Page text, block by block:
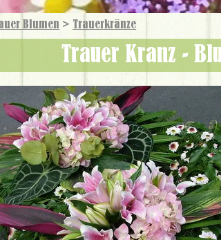
Blumen > Trauer­kränze
Trauer Kranz -